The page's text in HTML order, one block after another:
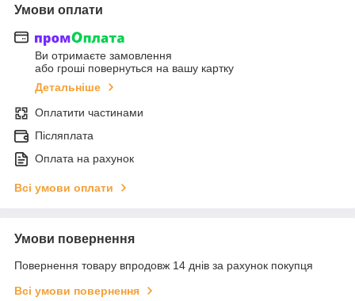
Умови оплати
Ви отримаєте замовлення
або гроші повернуться на вашу картку
Детальніше
Оплатити частинами
Післяплата
Оплата на рахунок
Всі умови оплати
Умови повернення
Повернення товару впродовж 14 днів за рахунок покупця
Всі умови повернення